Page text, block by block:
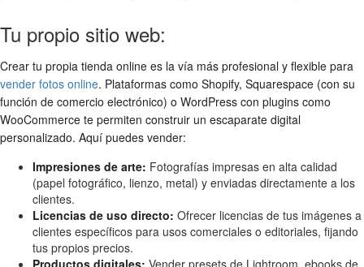
Tu propio sitio web:
Crear tu propia tienda online es la vía más profesional y flexible para
vender fotos online. Plataformas como Shopify, Squarespace (con su
función de comercio electrónico) o WordPress con plugins como
WooCommerce te permiten construir un escaparate digital
personalizado. Aquí puedes vender:
Impresiones de arte: Fotografías impresas en alta calidad
(papel fotográfico, lienzo, metal) y enviadas directamente a los
clientes.
Licencias de uso directo: Ofrecer licencias de tus imágenes a
clientes específicos para usos comerciales o editoriales, fijando
tus propios precios.